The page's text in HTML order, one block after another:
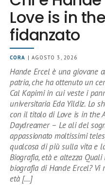
Love is in
fidanzato
CORA | AGOSTO 3, 2026
Hande Ercel è una giovane
patria, che ha ottenuto un
Cal Kapimi in cui veste i
universitaria Eda Yildiz. Lo
con il titolo di Love is in the
Daydreamer – Le ali del
appassionato moltissimi
qualcosa di più sulla vita e
Biografia, età e altezza
biografia di Hande Ercel?
età […]